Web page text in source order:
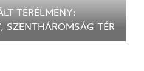
TÉRÉLMÉNY:
SZENTHÁROMSÁG TÉR